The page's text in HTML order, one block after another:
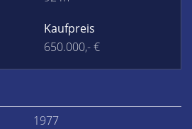
Kaufpreis
650.000,- €
1977